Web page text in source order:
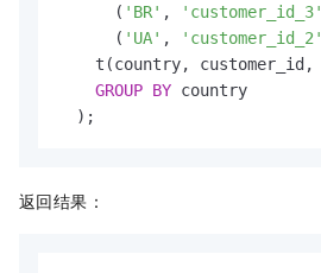
      (
'BR' , 'customer_id_3'
      (
'UA' , 'customer_id_2'
t(country, customer_id,
GROUP BY country
  );
返回结果：